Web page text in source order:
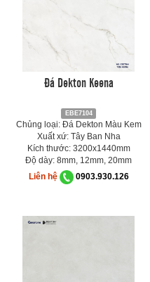
Đá Dekton Keena
EBE7104
Chủng loại: Đá Dekton Màu Kem
Xuất xứ: Tây Ban Nha
Kích thước: 3200x1440mm
Độ dày: 8mm, 12mm, 20mm
Liên hệ
0903.930.126